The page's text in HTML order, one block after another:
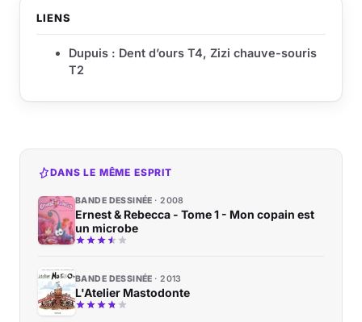
LIENS
Dupuis : Dent d’ours T4, Zizi chauve-souris
T2
DANS LE MÊME ESPRIT
BANDE DESSINÉE 2008
Ernest & Rebecca - Tome 1 - Mon copain est
un microbe
BANDE DESSINÉE 2013
L'Atelier Mastodonte